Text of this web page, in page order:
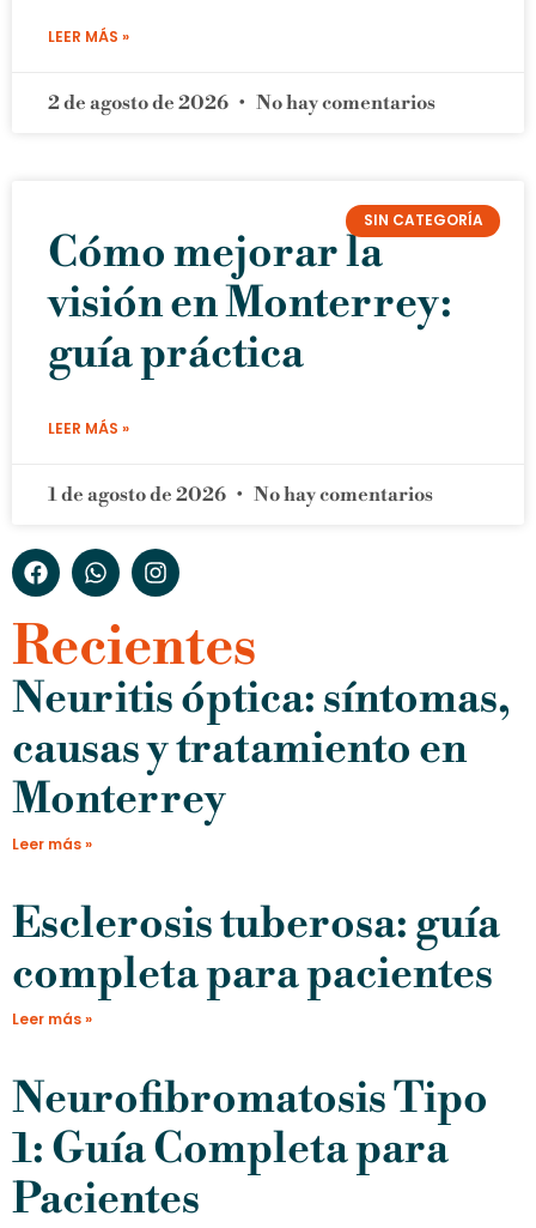
LEER MÁS »
2 de agosto de 2026 No hay comentarios
SIN CATEGORÍA
Cómo mejorar la
visión en Monterrey:
guía práctica
LEER MÁS »
1 de agosto de 2026 No hay comentarios
Recientes
Neuritis óptica: síntomas,
causas y tratamiento en
Monterrey
Leer más »
Esclerosis tuberosa: guía
completa para pacientes
Leer más »
Neurofibromatosis Tipo
1: Guía Completa para
Pacientes